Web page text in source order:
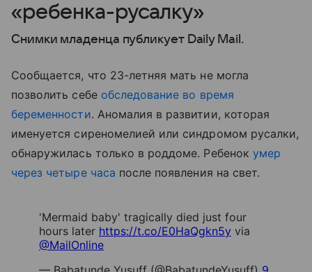
«ребенка-русалку»
Снимки младенца публикует Daily Mail.
Сообщается, что 23-летняя мать не могла
позволить себе обследование во время
беременности. Аномалия в развитии, которая
именуется сиреномелией или синдромом русалки,
обнаружилась только в роддоме. Ребенок умер
через четыре часа после появления на свет.
'Mermaid baby' tragically died just four
hours later https://t.co/E0HaQgkn5y via
@MailOnline